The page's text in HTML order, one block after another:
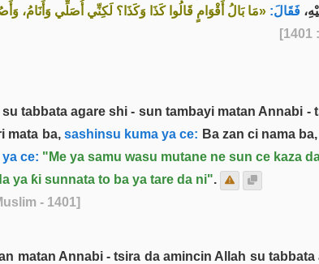
فَقَالَ: «مَا بَالُ أَقْوَامٍ قَالُوا كَذَا وَكَذَا؟ لَكِنِّي أُصَلِّي
tabbata agare shi - sun tambayi matan Annabi -
mata ba,sashinsu kuma ya ce: Ba zan ci nama ba,
ce: "Me ya samu wasu mutane ne sun ce kaza
ya ƙi sunnata to ba ya tare da ni".
- 1401]
matan Annabi - tsira da amincin Allah su